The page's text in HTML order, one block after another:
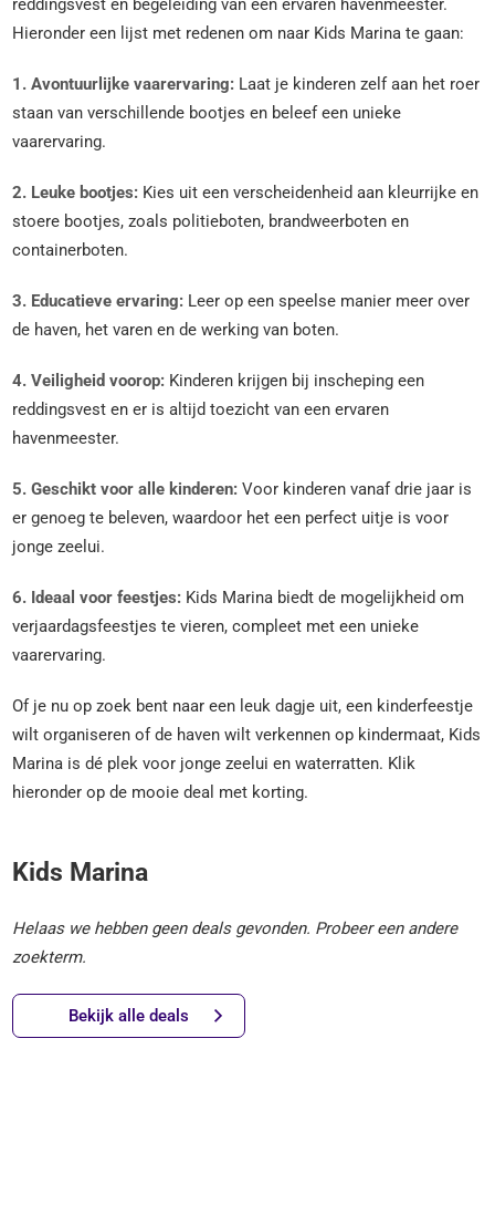
reddingsvest en begeleiding van een ervaren havenmeester.
Hieronder een lijst met redenen om naar Kids Marina te gaan:
1. Avontuurlijke vaarervaring: Laat je kinderen zelf aan het roer
staan van verschillende bootjes en beleef een unieke
vaarervaring.
2. Leuke bootjes: Kies uit een verscheidenheid aan kleurrijke en
stoere bootjes, zoals politieboten, brandweerboten en
containerboten.
3. Educatieve ervaring: Leer op een speelse manier meer over
de haven, het varen en de werking van boten.
4. Veiligheid voorop: Kinderen krijgen bij inscheping een
reddingsvest en er is altijd toezicht van een ervaren
havenmeester.
5. Geschikt voor alle kinderen: Voor kinderen vanaf drie jaar is
er genoeg te beleven, waardoor het een perfect uitje is voor
jonge zeelui.
6. Ideaal voor feestjes: Kids Marina biedt de mogelijkheid om
verjaardagsfeestjes te vieren, compleet met een unieke
vaarervaring.
Of je nu op zoek bent naar een leuk dagje uit, een kinderfeestje
wilt organiseren of de haven wilt verkennen op kindermaat, Kids
Marina is dé plek voor jonge zeelui en waterratten. Klik
hieronder op de mooie deal met korting.
Kids Marina
Helaas we hebben geen deals gevonden. Probeer een andere
zoekterm.
Bekijk alle deals